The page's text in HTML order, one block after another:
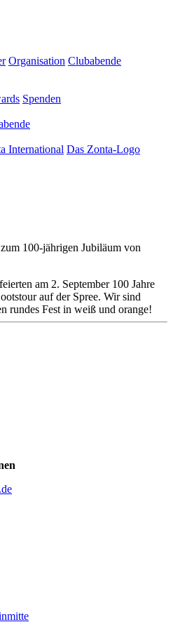
Organisation Clubabende
Spenden
International Das Zonta-Logo
100-jährigen Jubiläum von
am 2. September 100 Jahre
auf der Spree. Wir sind
rundes Fest in weiß und orange!